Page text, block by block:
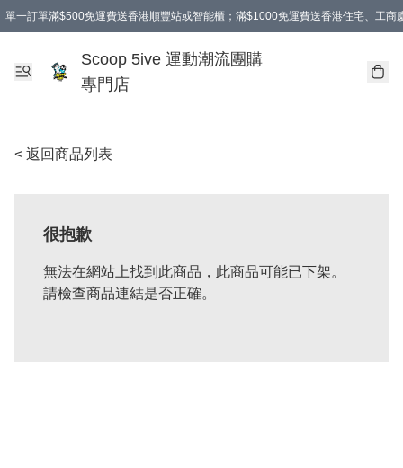
單一訂單滿$500免運費送香港順豐站或智能櫃；滿$1000免運費送香港住宅、工商
Scoop 5ive 運動潮流團購
專門店
< 返回商品列表
很抱歉
無法在網站上找到此商品，此商品可能已下架。
請檢查商品連結是否正確。